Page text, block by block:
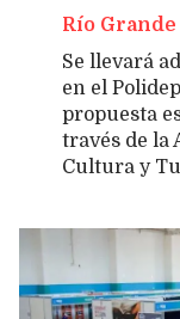
Río Grande
Se llevará
en el
propuesta
través de la
Cultura y